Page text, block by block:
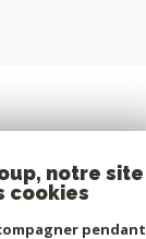
notre site
cookies
pendant